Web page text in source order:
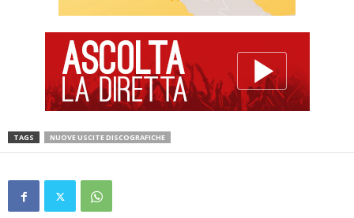
TAGS NUOVE USCITE DISCOGRAFICHE